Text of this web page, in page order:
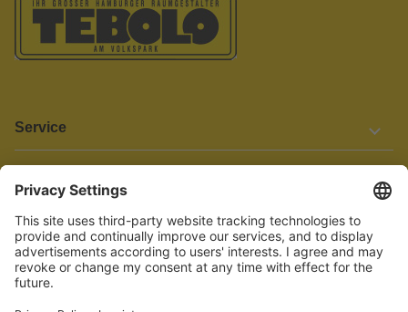
Service
Informationen
Barrierefreiheit
Wir bemühen uns, unsere Website barrierefrei zu gestalten.
Einige Inhalte und Funktionen sind derzeit jedoch noch nicht
vollständig zugänglich. Wenn Sie auf Barrieren stoßen oder Hilfe
benötigen, kontaktieren Sie uns bitte unter service[at]knutzen.de.